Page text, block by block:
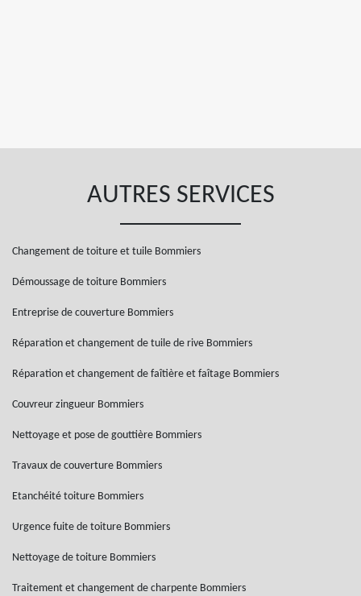
AUTRES SERVICES
Changement de toiture et tuile Bommiers
Démoussage de toiture Bommiers
Entreprise de couverture Bommiers
Réparation et changement de tuile de rive Bommiers
Réparation et changement de faîtière et faîtage Bommiers
Couvreur zingueur Bommiers
Nettoyage et pose de gouttière Bommiers
Travaux de couverture Bommiers
Etanchéité toiture Bommiers
Urgence fuite de toiture Bommiers
Nettoyage de toiture Bommiers
Traitement et changement de charpente Bommiers